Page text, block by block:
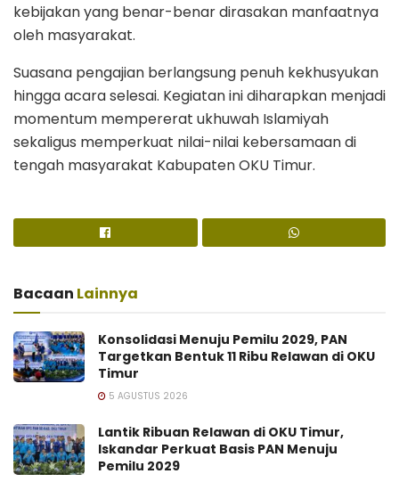
kebijakan yang benar-benar dirasakan manfaatnya
oleh masyarakat.
Suasana pengajian berlangsung penuh kekhusyukan
hingga acara selesai. Kegiatan ini diharapkan menjadi
momentum mempererat ukhuwah Islamiyah
sekaligus memperkuat nilai-nilai kebersamaan di
tengah masyarakat Kabupaten OKU Timur.
Bacaan Lainnya
Konsolidasi Menuju Pemilu 2029, PAN
Targetkan Bentuk 11 Ribu Relawan di OKU
Timur
5 AGUSTUS 2026
Lantik Ribuan Relawan di OKU Timur,
Iskandar Perkuat Basis PAN Menuju
Pemilu 2029